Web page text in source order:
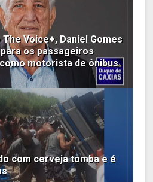
Voice+, Daniel Gomes
os passageiros
motorista de ônibus
com cerveja tomba e é